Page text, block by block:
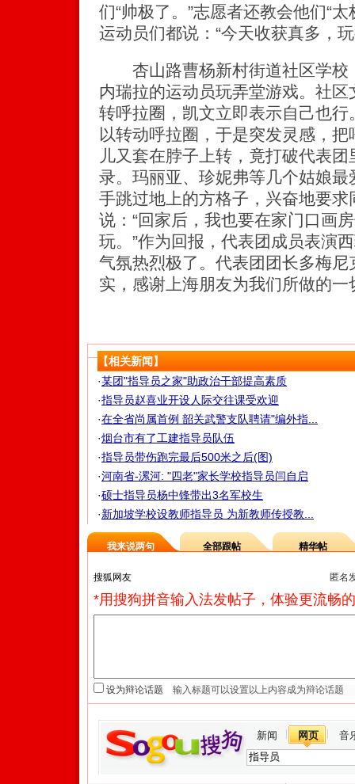
们“帅极了。”志愿者还教会他们“
运动员们都说：“今天收获真多，
杏山路曹杨新村街道社区学校
内瑞拉的运动员玩弄堂游戏。社
转呼拉圈，凯文立即表示自己也
以转动呼拉圈，于是突发灵感，
儿又套在脖子上转，竟打破代表
录。玛丽亚、珍妮弗等几个姑娘
手跳过地上的方格子，兴奋地要
说：“回家后，我也要在家门口画
玩。”作为回报，代表团成员表演
气氛热烈极了。代表团团长多梅尼
实，感谢上海朋友为我们所做的一
【相关新闻】
·某团"指导员之家"助政治干部提高素质
·指导员赵喜业开设人际交往课受欢迎
·在全省尚属首例 韶关武警支队聘请"编外指...
·烟台市有了工建指导员队伍
·指导员带伤跑完最后500米之后(图)
·河南省-漯河: "四老"家长学校指导员闫自启
·硕士指导员杨中锋带出3名军校生
·新加坡学校设教师指导员 为新教师传授教...
我来说两句 全部跟帖 精华帖
匿名
*用搜狗拼音输入法发帖子，体验更流畅
设为辩论话题
新闻 网页 音